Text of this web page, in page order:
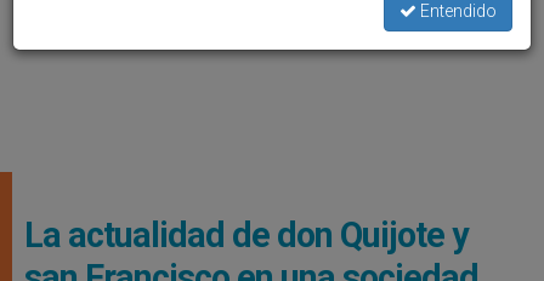
La actualidad de don Quijote y
Entendido